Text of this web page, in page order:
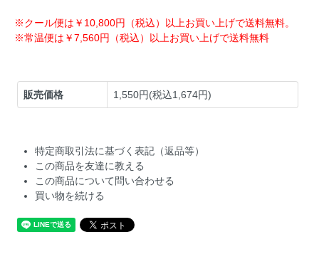
※クール便は￥10,800円（税込）以上お買い上げで送料無料。
※常温便は￥7,560円（税込）以上お買い上げで送料無料
販売価格 1,550円(税込1,674円)
特定商取引法に基づく表記（返品等）
この商品を友達に教える
この商品について問い合わせる
買い物を続ける